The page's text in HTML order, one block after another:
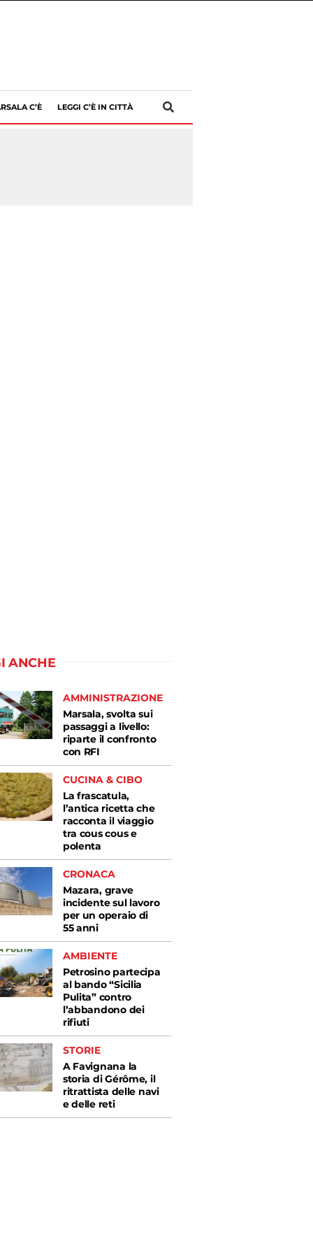
C’È LEGGI C’È IN CITTÀ
ANCHE
AMMINISTRAZIONE
Marsala, svolta sui
passaggi a livello:
riparte il confronto
con RFI
CUCINA & CIBO
La frascatula,
l’antica ricetta che
racconta il viaggio
tra cous cous e
polenta
CRONACA
Mazara, grave
incidente sul lavoro
per un operaio di
55 anni
AMBIENTE
Petrosino partecipa
al bando “Sicilia
Pulita” contro
l’abbandono dei
rifiuti
STORIE
A Favignana la
storia di Gérôme, il
ritrattista delle navi
e delle reti